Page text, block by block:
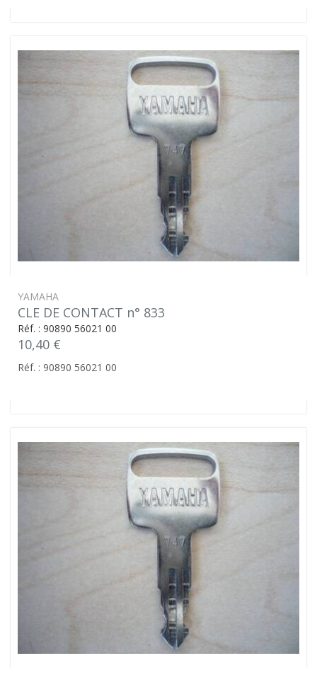
YAMAHA
CLE DE CONTACT n° 833
Réf. : 90890 56021 00
10,40 €
Réf. : 90890 56021 00